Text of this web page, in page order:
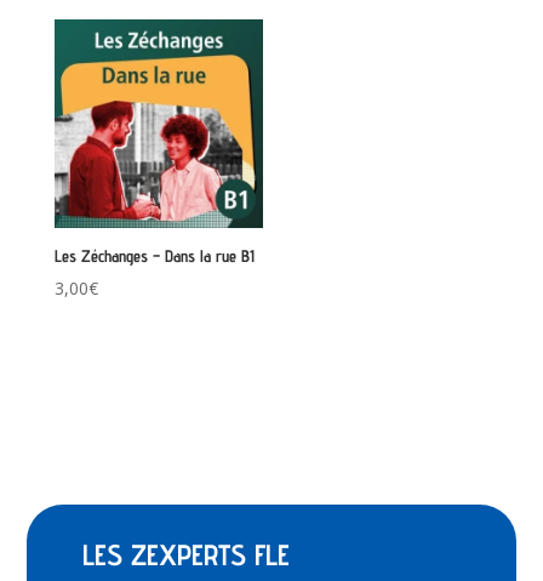
Les Zéchanges – Dans la rue B1
3,00€
LES ZEXPERTS FLE